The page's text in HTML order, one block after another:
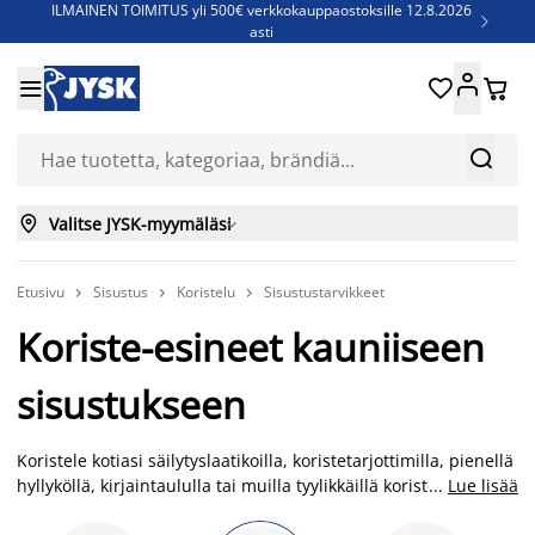
ILMAINEN TOIMITUS yli 500€ verkkokauppaostoksille 12.8.2026
asti

Jenkkisänkyjä - Säästä jopa 60%


 
 Valitse JYSK-myymäläsi
Etusivu  Sisustus  Koristelu  Sisustustarvikkeet
Koriste-esineet kauniiseen
sisustukseen
Koristele kotiasi säilytyslaatikoilla, koristetarjottimilla, pienellä
hyllyköllä, kirjaintaululla tai muilla tyylikkäillä koriste-esineillä.
... Lue lisää